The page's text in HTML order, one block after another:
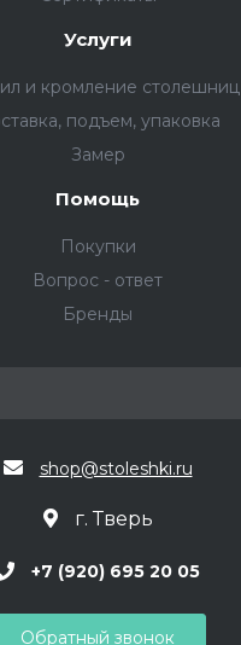
Услуги
и кромление столешниц
подъем, упаковка
Замер
Помощь
Покупки
Вопрос - ответ
Бренды
shop@stoleshki.ru
г. Тверь
+7 (920) 695 20 05
Обратный звонок